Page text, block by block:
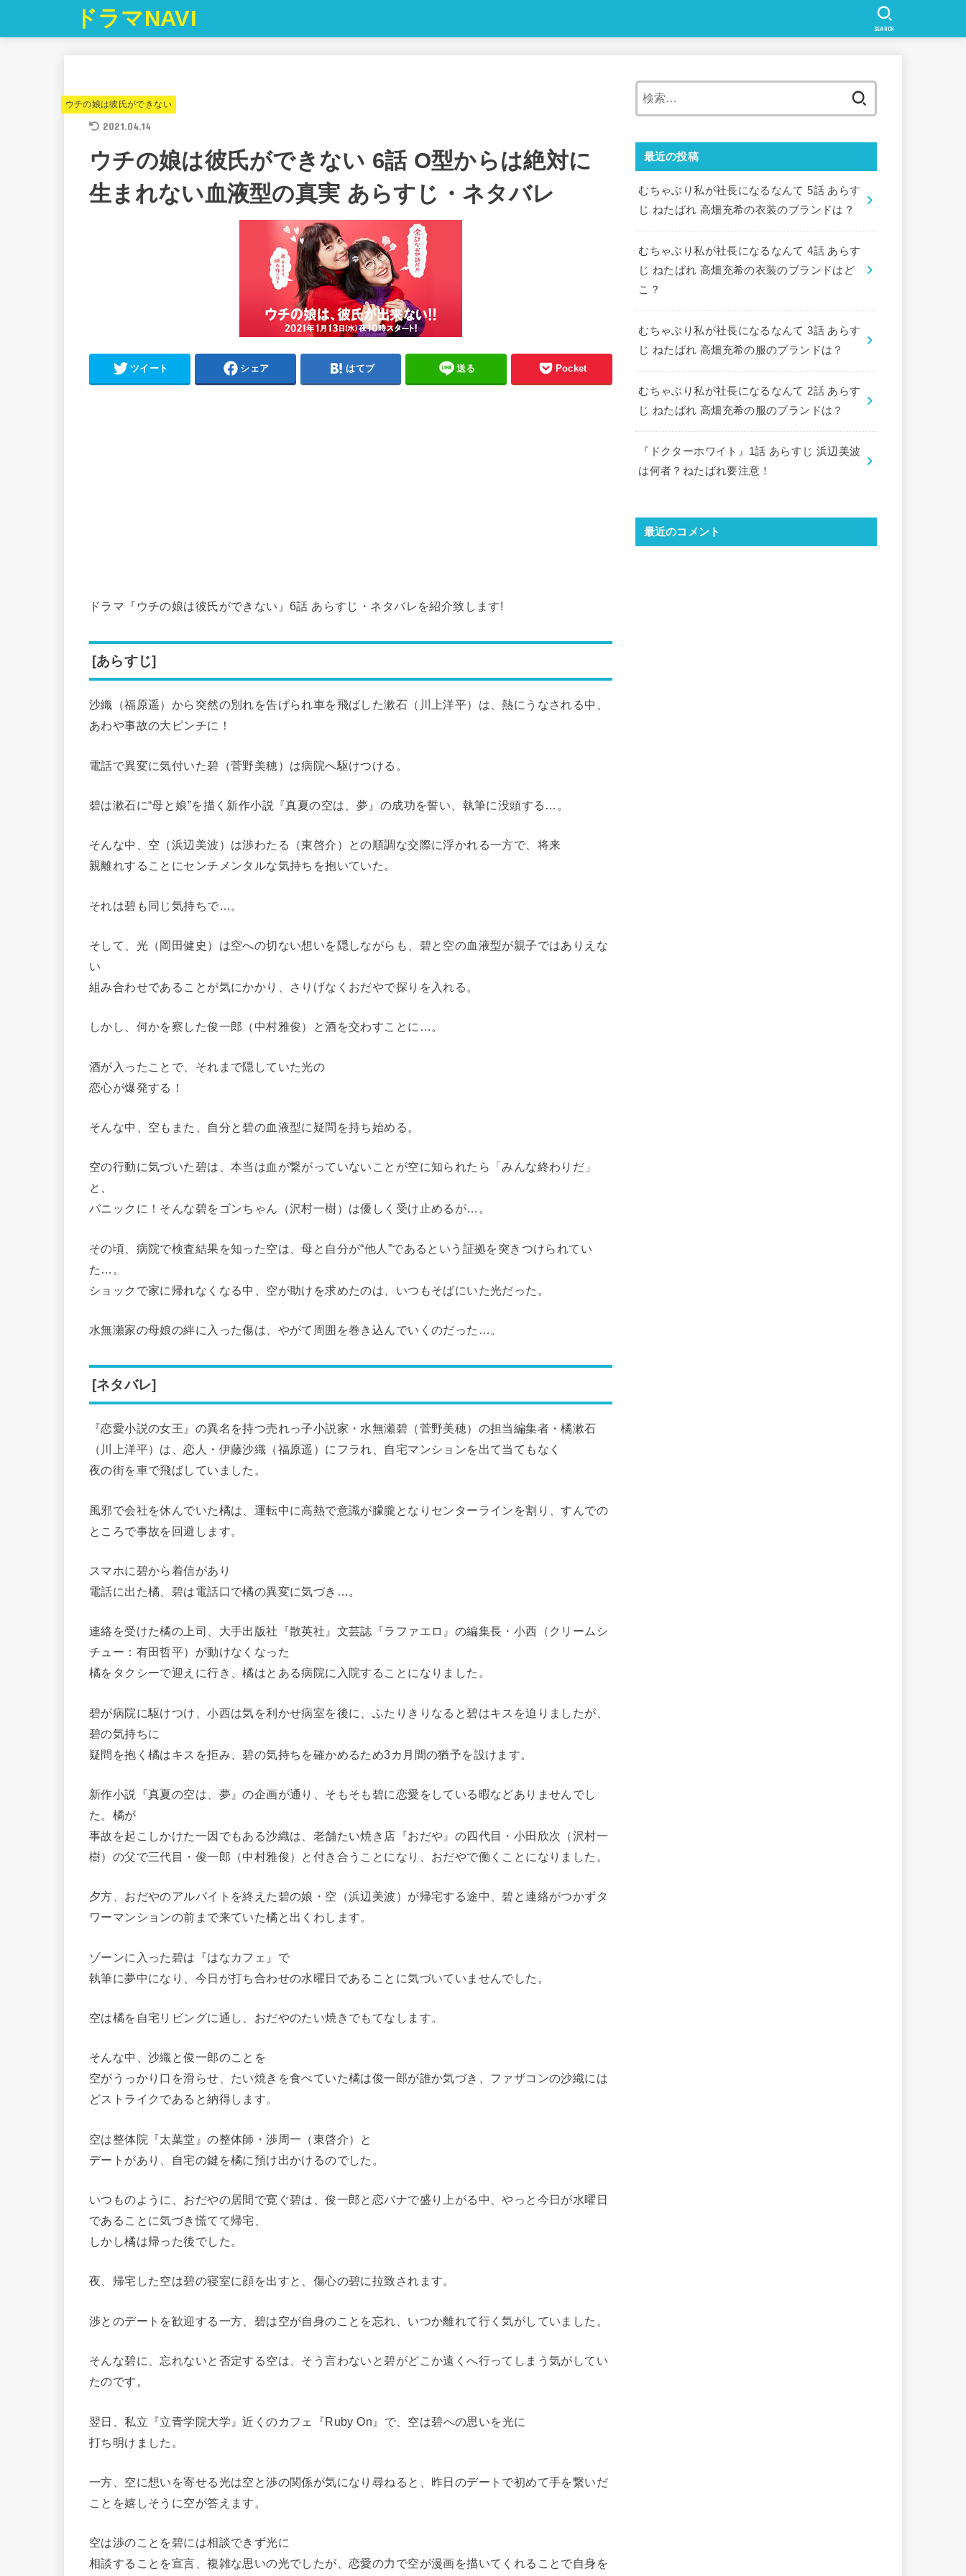
ドラマNAVI SEARCH
ウチの娘は彼氏ができない
2021.04.14
ウチの娘は彼氏ができない 6話 O型からは絶対に
生まれない血液型の真実 あらすじ・ネタバレ
ツイート シェア はてブ 送る Pocket
ドラマ『ウチの娘は彼氏ができない』6話 あらすじ・ネタバレを紹介致します!
[あらすじ]
沙織（福原遥）から突然の別れを告げられ車を飛ばした漱石（川上洋平）は、熱にうなされる中、
あわや事故の大ピンチに！
電話で異変に気付いた碧（菅野美穂）は病院へ駆けつける。
碧は漱石に“母と娘”を描く新作小説『真夏の空は、夢』の成功を誓い、執筆に没頭する…。
そんな中、空（浜辺美波）は渉わたる（東啓介）との順調な交際に浮かれる一方で、将来
親離れすることにセンチメンタルな気持ちを抱いていた。
それは碧も同じ気持ちで…。
そして、光（岡田健史）は空への切ない想いを隠しながらも、碧と空の血液型が親子ではありえな
い
組み合わせであることが気にかかり、さりげなくおだやで探りを入れる。
しかし、何かを察した俊一郎（中村雅俊）と酒を交わすことに…。
酒が入ったことで、それまで隠していた光の
恋心が爆発する！
そんな中、空もまた、自分と碧の血液型に疑問を持ち始める。
空の行動に気づいた碧は、本当は血が繋がっていないことが空に知られたら「みんな終わりだ」
と、
パニックに！そんな碧をゴンちゃん（沢村一樹）は優しく受け止めるが…。
その頃、病院で検査結果を知った空は、母と自分が“他人”であるという証拠を突きつけられてい
た…。
ショックで家に帰れなくなる中、空が助けを求めたのは、いつもそばにいた光だった。
水無瀬家の母娘の絆に入った傷は、やがて周囲を巻き込んでいくのだった…。
[ネタバレ]
『恋愛小説の女王』の異名を持つ売れっ子小説家・水無瀬碧（菅野美穂）の担当編集者・橘漱石
（川上洋平）は、恋人・伊藤沙織（福原遥）にフラれ、自宅マンションを出て当てもなく
夜の街を車で飛ばしていました。
風邪で会社を休んでいた橘は、運転中に高熱で意識が朦朧となりセンターラインを割り、すんでの
ところで事故を回避します。
スマホに碧から着信があり
電話に出た橘、碧は電話口で橘の異変に気づき…。
連絡を受けた橘の上司、大手出版社『散英社』文芸誌『ラファエロ』の編集長・小西（クリームシ
チュー：有田哲平）が動けなくなった
橘をタクシーで迎えに行き、橘はとある病院に入院することになりました。
碧が病院に駆けつけ、小西は気を利かせ病室を後に、ふたりきりなると碧はキスを迫りましたが、
碧の気持ちに
疑問を抱く橘はキスを拒み、碧の気持ちを確かめるため3カ月間の猶予を設けます。
新作小説『真夏の空は、夢』の企画が通り、そもそも碧に恋愛をしている暇などありませんでし
た。橘が
事故を起こしかけた一因でもある沙織は、老舗たい焼き店『おだや』の四代目・小田欣次（沢村一
樹）の父で三代目・俊一郎（中村雅俊）と付き合うことになり、おだやで働くことになりました。
夕方、おだやのアルバイトを終えた碧の娘・空（浜辺美波）が帰宅する途中、碧と連絡がつかずタ
ワーマンションの前まで来ていた橘と出くわします。
ゾーンに入った碧は『はなカフェ』で
執筆に夢中になり、今日が打ち合わせの水曜日であることに気づいていませんでした。
空は橘を自宅リビングに通し、おだやのたい焼きでもてなします。
そんな中、沙織と俊一郎のことを
空がうっかり口を滑らせ、たい焼きを食べていた橘は俊一郎が誰か気づき、ファザコンの沙織には
どストライクであると納得します。
空は整体院『太葉堂』の整体師・渉周一（東啓介）と
デートがあり、自宅の鍵を橘に預け出かけるのでした。
いつものように、おだやの居間で寛ぐ碧は、俊一郎と恋バナで盛り上がる中、やっと今日が水曜日
であることに気づき慌てて帰宅、
しかし橘は帰った後でした。
夜、帰宅した空は碧の寝室に顔を出すと、傷心の碧に拉致されます。
渉とのデートを歓迎する一方、碧は空が自身のことを忘れ、いつか離れて行く気がしていました。
そんな碧に、忘れないと否定する空は、そう言わないと碧がどこか遠くへ行ってしまう気がしてい
たのです。
翌日、私立『立青学院大学』近くのカフェ『Ruby On』で、空は碧への思いを光に
打ち明けました。
一方、空に想いを寄せる光は空と渉の関係が気になり尋ねると、昨日のデートで初めて手を繋いだ
ことを嬉しそうに空が答えます。
空は渉のことを碧には相談できず光に
相談することを宣言、複雑な思いの光でしたが、恋愛の力で空が漫画を描いてくれることで自身を
最近の投稿
むちゃぶり私が社長になるなんて 5話 あらす
じ ねたばれ 高畑充希の衣装のブランドは？
むちゃぶり私が社長になるなんて 4話 あらす
じ ねたばれ 高畑充希の衣装のブランドはど
こ？
むちゃぶり私が社長になるなんて 3話 あらす
じ ねたばれ 高畑充希の服のブランドは？
むちゃぶり私が社長になるなんて 2話 あらす
じ ねたばれ 高畑充希の服のブランドは？
『ドクターホワイト』1話 あらすじ 浜辺美波
は何者？ねたばれ要注意！
最近のコメント